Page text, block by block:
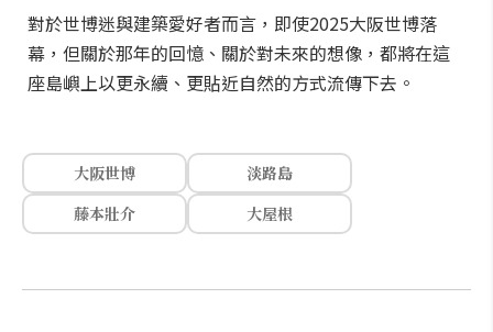
對於世博迷與建築愛好者而言，即使2025大阪世博落
幕，但關於那年的回憶、關於對未來的想像，都將在這
座島嶼上以更永續、更貼近自然的方式流傳下去。
大阪世博
淡路島
藤本壯介
大屋根